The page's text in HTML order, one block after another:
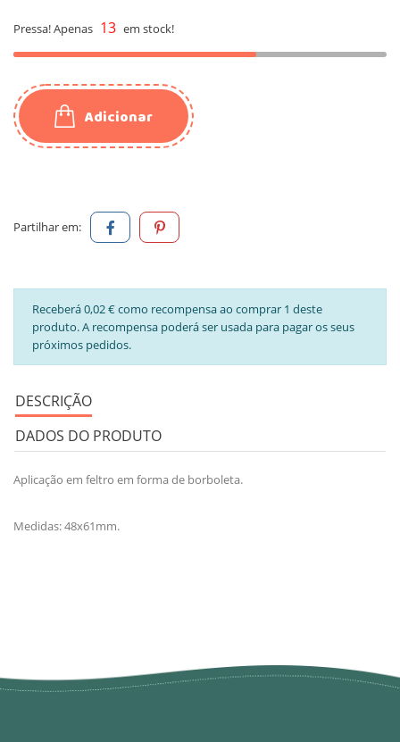
Pressa! Apenas 13 em stock!
Adicionar
Partilhar em:
Receberá 0,02 € como recompensa ao comprar 1 deste
produto. A recompensa poderá ser usada para pagar os seus
próximos pedidos.
DESCRIÇÃO
DADOS DO PRODUTO
Aplicação em feltro em forma de borboleta.
Medidas: 48x61mm.